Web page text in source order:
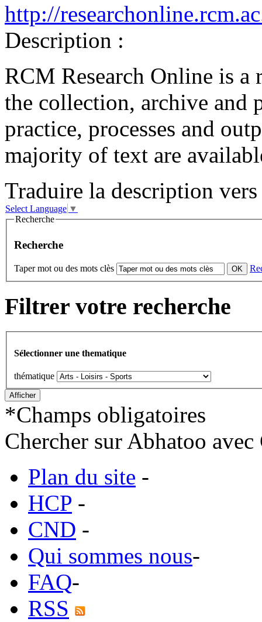
http://
Description :
RCM Research Online is a
the collection, archive and
practice, processes and
majority of text are
Traduire la description
Select Language ▼
Recherche
Recherche
Taper mot ou des mots clès
Filtrer votre recherche
Sélectionner une thematique
thématique
*Champs obligatoires
Chercher sur Abhatoo
Plan du site -
HCP -
CND -
Qui sommes nous-
FAQ-
RSS